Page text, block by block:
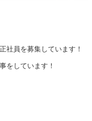
社員を募集しています！
をしています！